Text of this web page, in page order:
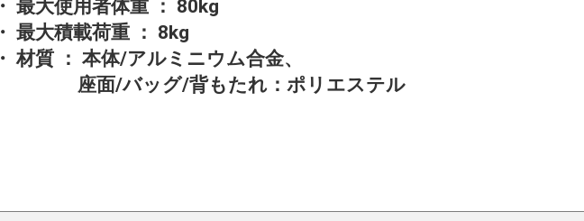
・ 最大使用者体重 ： 80kg
・ 最大積載荷重 ： 8kg
・ 材質 ： 本体/アルミニウム合金、
座面/バッグ/背もたれ：ポリエステル